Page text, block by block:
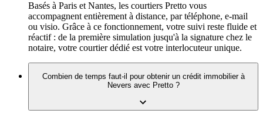
Basés à Paris et Nantes, les courtiers Pretto vous
accompagnent entièrement à distance, par téléphone, e-mail
ou visio. Grâce à ce fonctionnement, votre suivi reste fluide et
réactif : de la première simulation jusqu'à la signature chez le
notaire, votre courtier dédié est votre interlocuteur unique.
Combien de temps faut-il pour obtenir un crédit immobilier à
Nevers avec Pretto ?